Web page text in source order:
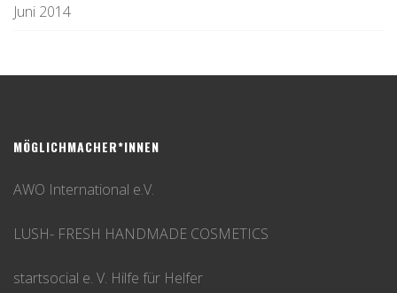
Juni 2014
MÖGLICHMACHER*INNEN
AWO International e.V.
LUSH- FRESH HANDMADE COSMETICS
startsocial e. V. Hilfe für Helfer